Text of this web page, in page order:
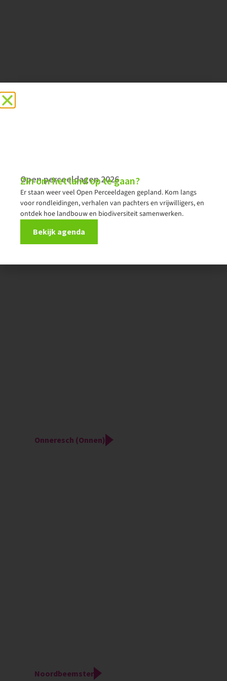
Zwagermieden
Onneresch (Onnen)
Noordbeemster
Open perceeldagen 2026
Zin om het land op te gaan?
Er staan weer veel Open Perceeldagen gepland. Kom langs
voor rondleidingen, verhalen van pachters en vrijwilligers, en
ontdek hoe landbouw en biodiversiteit samenwerken.
Bekijk agenda